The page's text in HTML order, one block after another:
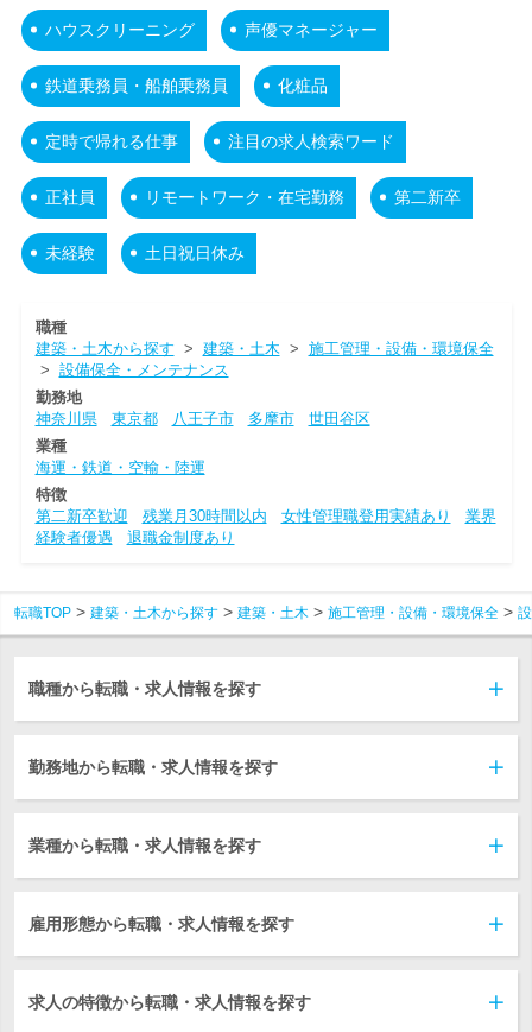
ハウスクリーニング 声優マネージャー
鉄道乗務員・船舶乗務員 化粧品
定時で帰れる仕事 注目の求人検索ワード
正社員 リモートワーク・在宅勤務 第二新卒
未経験 土日祝日休み
職種
建築・土木から探す > 建築・土木 > 施工管理・設備・環境保全
> 設備保全・メンテナンス
勤務地
神奈川県
東京都 八王子市 多摩市
世田谷区
業種
海運・鉄道・空輸・陸運
特徴
第二新卒歓迎
残業月30時間以内 女性管理職登用実績あり
業界
経験者優遇
退職金制度あり
転職TOP 建築・土木から探す 建築・土木 施工管理・設備・環境保全
職種から転職・求人情報を探す
勤務地から転職・求人情報を探す
業種から転職・求人情報を探す
雇用形態から転職・求人情報を探す
求人の特徴から転職・求人情報を探す